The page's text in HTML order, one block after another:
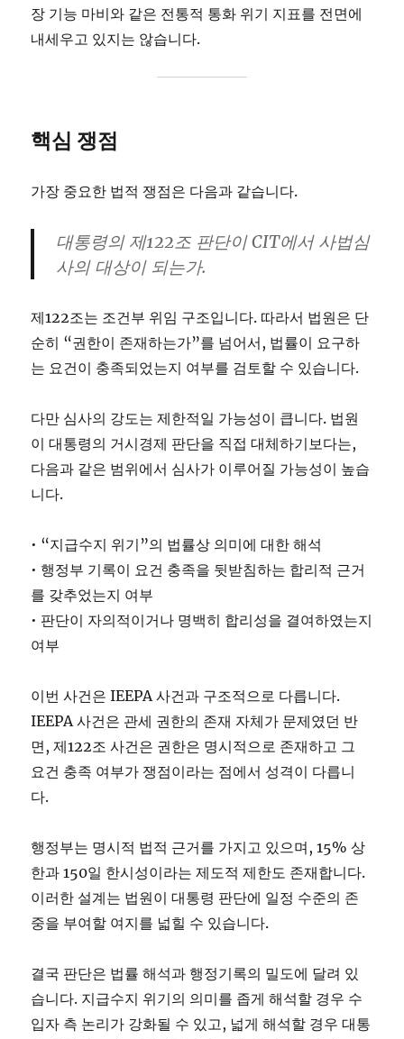
장 기능 마비와 같은 전통적 통화 위기 지표를 전면에
내세우고 있지는 않습니다.
핵심 쟁점
가장 중요한 법적 쟁점은 다음과 같습니다.
대통령의 제122조 판단이 CIT에서 사법심
사의 대상이 되는가.
제122조는 조건부 위임 구조입니다. 따라서 법원은 단
순히 “권한이 존재하는가”를 넘어서, 법률이 요구하
는 요건이 충족되었는지 여부를 검토할 수 있습니다.
다만 심사의 강도는 제한적일 가능성이 큽니다. 법원
이 대통령의 거시경제 판단을 직접 대체하기보다는,
다음과 같은 범위에서 심사가 이루어질 가능성이 높습
니다.
• “지급수지 위기”의 법률상 의미에 대한 해석
• 행정부 기록이 요건 충족을 뒷받침하는 합리적 근거
를 갖추었는지 여부
• 판단이 자의적이거나 명백히 합리성을 결여하였는지
여부
이번 사건은 IEEPA 사건과 구조적으로 다릅니다.
IEEPA 사건은 관세 권한의 존재 자체가 문제였던 반
면, 제122조 사건은 권한은 명시적으로 존재하고 그
요건 충족 여부가 쟁점이라는 점에서 성격이 다릅니
다.
행정부는 명시적 법적 근거를 가지고 있으며, 15% 상
한과 150일 한시성이라는 제도적 제한도 존재합니다.
이러한 설계는 법원이 대통령 판단에 일정 수준의 존
중을 부여할 여지를 넓힐 수 있습니다.
결국 판단은 법률 해석과 행정기록의 밀도에 달려 있
습니다. 지급수지 위기의 의미를 좁게 해석할 경우 수
입자 측 논리가 강화될 수 있고, 넓게 해석할 경우 대통